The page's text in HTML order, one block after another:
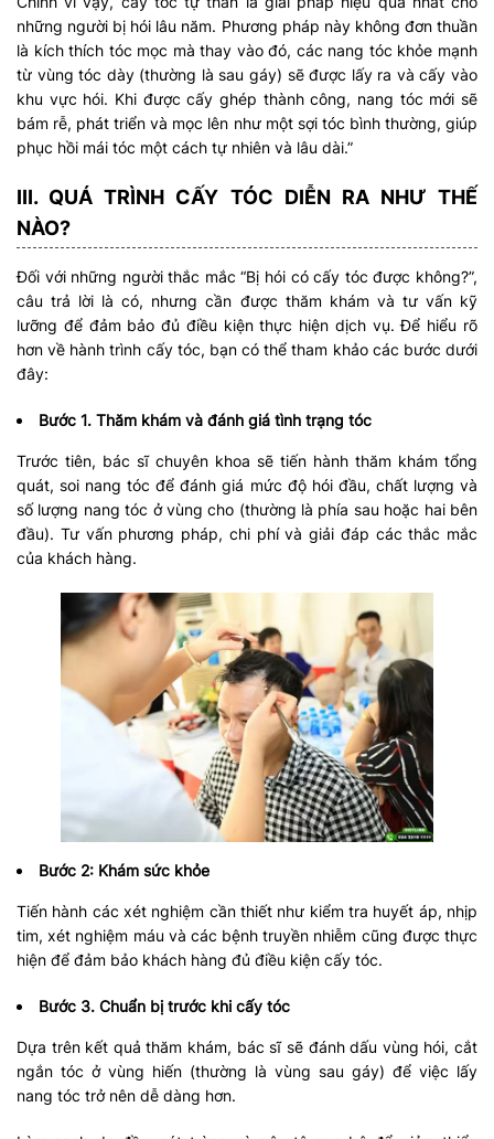
những người bị hói lâu năm. Phương pháp này không đơn thuần
là kích thích tóc mọc mà thay vào đó, các nang tóc khỏe mạnh
từ vùng tóc dày (thường là sau gáy) sẽ được lấy ra và cấy vào
khu vực hói. Khi được cấy ghép thành công, nang tóc mới sẽ
bám rễ, phát triển và mọc lên như một sợi tóc bình thường, giúp
phục hồi mái tóc một cách tự nhiên và lâu dài.”
III. QUÁ TRÌNH CẤY TÓC DIỄN RA NHƯ THẾ
NÀO?
Đối với những người thắc mắc “Bị hói có cấy tóc được không?”,
câu trả lời là có, nhưng cần được thăm khám và tư vấn kỹ
lưỡng để đảm bảo đủ điều kiện thực hiện dịch vụ. Để hiểu rõ
hơn về hành trình cấy tóc, bạn có thể tham khảo các bước dưới
đây:
Bước 1. Thăm khám và đánh giá tình trạng tóc
Trước tiên, bác sĩ chuyên khoa sẽ tiến hành thăm khám tổng
quát, soi nang tóc để đánh giá mức độ hói đầu, chất lượng và
số lượng nang tóc ở vùng cho (thường là phía sau hoặc hai bên
đầu). Tư vấn phương pháp, chi phí và giải đáp các thắc mắc
của khách hàng.
Bước 2: Khám sức khỏe
Tiến hành các xét nghiệm cần thiết như kiểm tra huyết áp, nhịp
tim, xét nghiệm máu và các bệnh truyền nhiễm cũng được thực
hiện để đảm bảo khách hàng đủ điều kiện cấy tóc.
Bước 3. Chuẩn bị trước khi cấy tóc
Dựa trên kết quả thăm khám, bác sĩ sẽ đánh dấu vùng hói, cắt
ngắn tóc ở vùng hiến (thường là vùng sau gáy) để việc lấy
nang tóc trở nên dễ dàng hơn.